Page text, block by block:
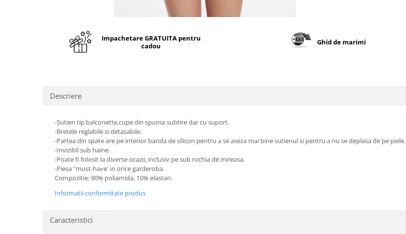
Impachetare GRATUITA pentru
cadou
Ghid de marimi
Descriere
-Sutien tip balconette,cupe din spuma subtire dar cu suport.
-Bretele reglabile si detasabile.
-Partea din spate are pe interior banda de silicon pentru a se aseza mai bine sutienul si pentru a nu se deplasa de pe piele.
-Invizibil sub haine.
-Poate fi folosit la diverse ocazii, inclusiv pe sub rochia de mireasa.
-Piesa "must-have' in orice garderoba.
Compozitie: 90% poliamida, 10% elastan.
Informatii conformitate produs
Caracteristici